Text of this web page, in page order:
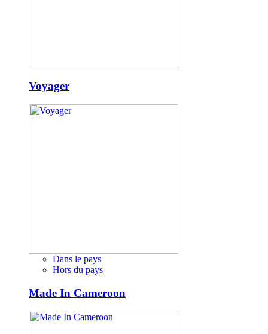
Voyager
Dans le pays
Hors du pays
Made In Cameroon